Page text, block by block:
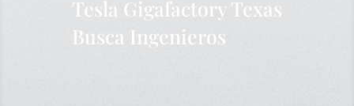
Tesla Gigafactory Texas
Busca Ingenieros